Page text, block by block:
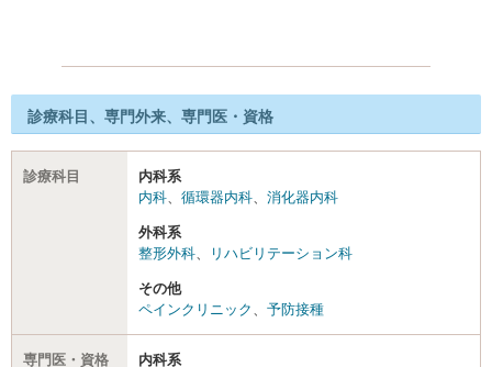
診療科目、専門外来、専門医・資格
診療科目
内科系
内科、 循環器内科、 消化器内科
外科系
整形外科、 リハビリテーション科
その他
ペインクリニック 、 予防接種
専門医・資格 内科系